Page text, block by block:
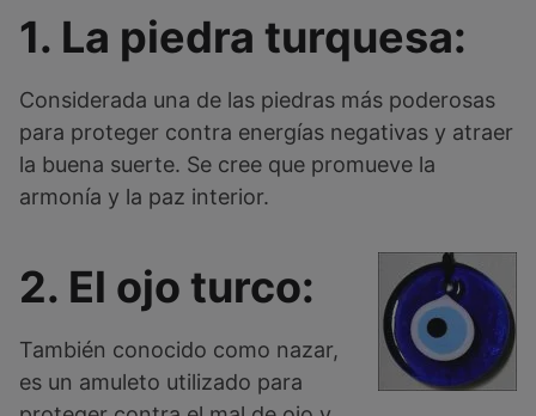
1. La piedra turquesa:
Considerada una de las piedras más poderosas
para proteger contra energías negativas y atraer
la buena suerte. Se cree que promueve la
armonía y la paz interior.
2. El ojo turco:
También conocido como nazar,
es un amuleto utilizado para